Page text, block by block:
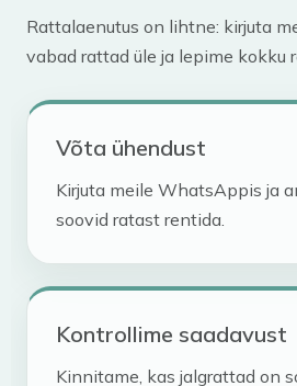
Rattalaenutus on lihtne: kirjuta
vabad rattad üle ja lepime kokku
Võta ühendust
Kirjuta meile WhatsAppis ja
soovid ratast rentida.
Kontrollime saadavust
Kinnitame, kas jalgrattad on